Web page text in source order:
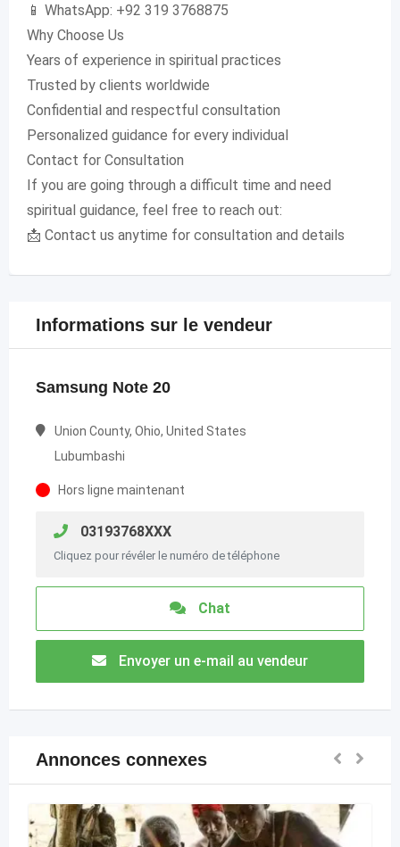
📱 WhatsApp: +92 319 3768875
Why Choose Us
Years of experience in spiritual practices
Trusted by clients worldwide
Confidential and respectful consultation
Personalized guidance for every individual
Contact for Consultation
If you are going through a difficult time and need
spiritual guidance, feel free to reach out:
📩 Contact us anytime for consultation and details
Informations sur le vendeur
Samsung Note 20
Union County, Ohio, United States
Lubumbashi
Hors ligne maintenant
03193768XXX
Cliquez pour révéler le numéro de téléphone
Chat
Envoyer un e-mail au vendeur
Annonces connexes